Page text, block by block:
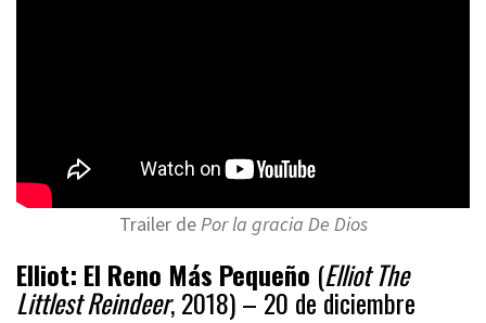
Trailer dePor la gracia De Dios
Elliot: El Reno Más Pequeño (Elliot The
Littlest Reindeer, 2018) – 20 de diciembre